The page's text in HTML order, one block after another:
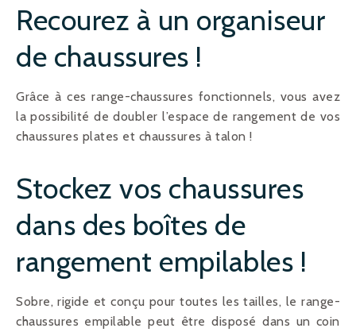
Recourez à un organiseur
de chaussures !
Grâce à ces range-chaussures fonctionnels, vous avez
la possibilité de doubler l’espace de rangement de vos
chaussures plates et chaussures à talon !
Stockez vos chaussures
dans des boîtes de
rangement empilables !
Sobre, rigide et conçu pour toutes les tailles, le range-
chaussures empilable peut être disposé dans un coin